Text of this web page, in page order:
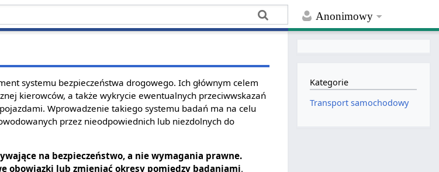
Anonimowy
systemu bezpieczeństwa drogowego. Ich głównym celem
kierowców, a także wykrycie ewentualnych przeciwwskazań
Wprowadzenie takiego systemu badań ma na celu
przez nieodpowiednich lub niezdolnych do
na bezpieczeństwo, a nie wymagania prawne.
obowiązki lub zmieniać okresy pomiędzy badaniami.
Kategorie
Transport samochodowy